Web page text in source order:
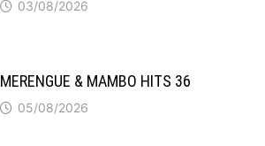
03/08/2026
MERENGUE & MAMBO HITS 36
05/08/2026